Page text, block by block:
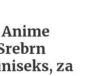
za